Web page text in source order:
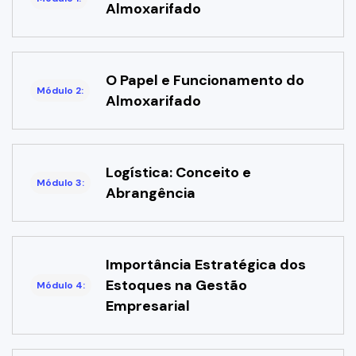
Almoxarifado
Módulo 2:
O Papel e Funcionamento do
Almoxarifado
Módulo 3:
Logística: Conceito e
Abrangência
Módulo 4:
Importância Estratégica dos
Estoques na Gestão
Empresarial